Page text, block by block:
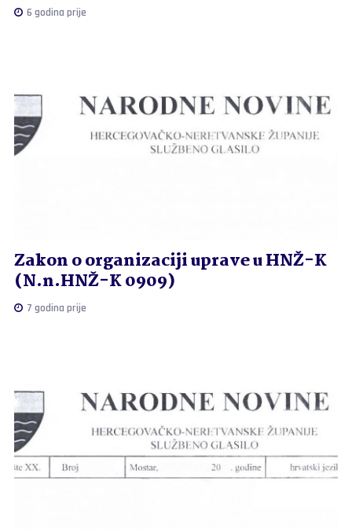
6 godina prije
Zakon o organizaciji uprave u HNŽ-K
(N.n.HNŽ-K 0909)
7 godina prije